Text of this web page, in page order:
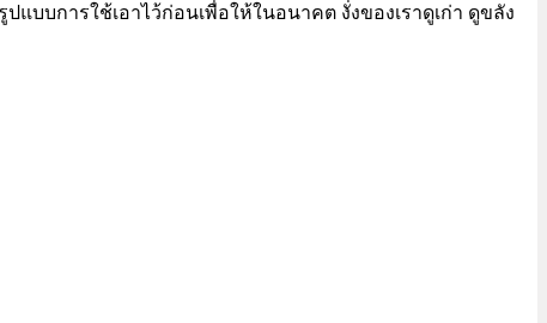
บบการใช้เอาไว้ก่อนเพื่อให้ในอนาคต งั่งของเราดูเก่า ดูขลัง